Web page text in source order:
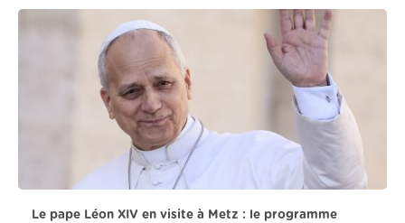
Le pape Léon XIV en visite à Metz : le programme